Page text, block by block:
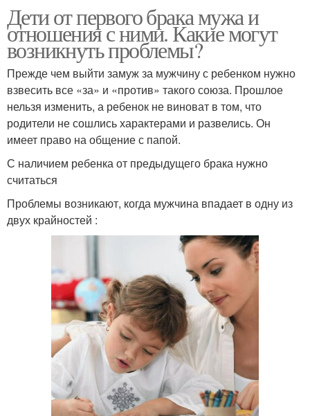
Дети от первого брака мужа и
отношения с ними. Какие могут
возникнуть проблемы?
Прежде чем выйти замуж за мужчину с ребенком нужно
взвесить все «за» и «против» такого союза. Прошлое
нельзя изменить, а ребенок не виноват в том, что
родители не сошлись характерами и развелись. Он
имеет право на общение с папой.
С наличием ребенка от предыдущего брака нужно
считаться
Проблемы возникают, когда мужчина впадает в одну из
двух крайностей :